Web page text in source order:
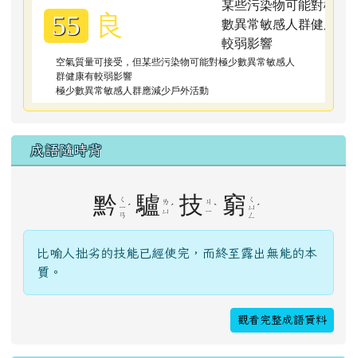
55 良
空氣質量可接受，但某些污染物可能對極少數異常敏感人
群健康有較弱影響
極少數異常敏感人群應減少戶外活動
成語隨時背
黔 ㄑ
ㄧ
ㄢ
ˊ 驢 ㄌ
ㄩ ˊ 技 ㄐ
ㄧ ˋ 窮 ㄑ
ㄩ
ㄥ
ˊ
比喻人拙劣的技能已經使完，而終至露出無能的本
質。
觀看完整成語資料